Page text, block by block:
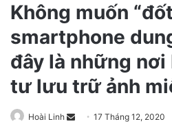
Không muốn
smartphone
đây là những nơi
tư lưu trữ ảnh
Hoài Linh 17 Tháng 12, 2020